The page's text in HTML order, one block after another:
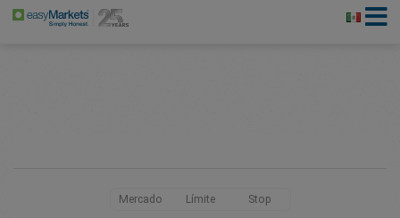
Mercado Límite Stop